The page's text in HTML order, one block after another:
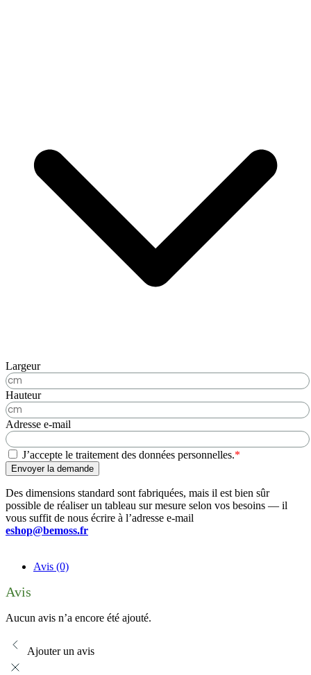
Largeur
Hauteur
Adresse e-mail
J’accepte le traitement des données personnelles.*
Envoyer la demande
Des dimensions standard sont fabriquées, mais il est bien sûr
possible de réaliser un tableau sur mesure selon vos besoins — il
vous suffit de nous écrire à l’adresse e-mail
eshop@bemoss.fr
Avis (0)
Avis
Aucun avis n’a encore été ajouté.
Ajouter un avis